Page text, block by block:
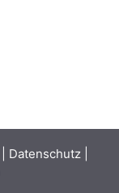
Datenschutz